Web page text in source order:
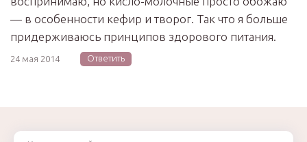
— в особенности кефир и творог. Так что я больше
придерживаюсь принципов здорового питания.
24 мая 2014 Ответить
Комментарий